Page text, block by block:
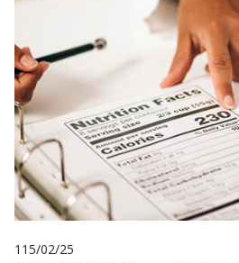
115/02/25